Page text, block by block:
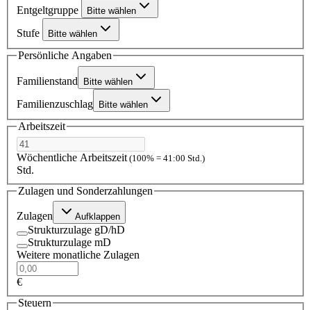
Entgeltgruppe Bitte wählen
Stufe Bitte wählen
Persönliche Angaben
Familienstand Bitte wählen
Familienzuschlag Bitte wählen
Arbeitszeit
Wöchentliche Arbeitszeit (100% = 41:00 Std.)
Std.
Zulagen und Sonderzahlungen
Zulagen Aufklappen
Strukturzulage gD/hD
Strukturzulage mD
Weitere monatliche Zulagen
€
Steuern